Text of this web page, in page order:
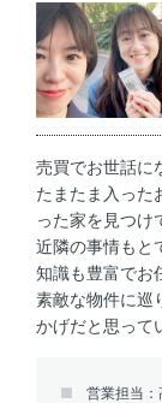
売買でお世話に
たまたま入った
った家を見つけ
近隣の事情もと
知識も豊富でお
素敵な物件に巡
かげだと思って
営業担当